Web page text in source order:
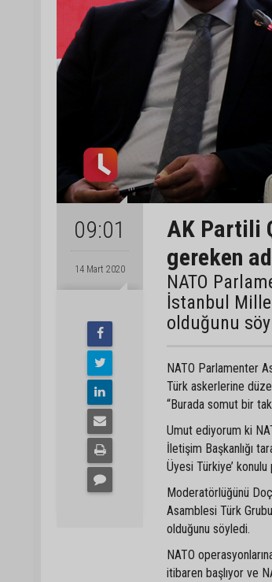
09:01
14 Mart 2020
AK Partili
gereken
NATO
İstanbul
olduğunu
NATO Parlamenter
Türk askerlerine
“Burada somut bir
Umut ediyorum ki
İletişim Başkanlığı
Üyesi Türkiye’
Moderatörlüğünü
Asamblesi Türk
olduğunu söyledi.
NATO
itibaren başlıyor ve